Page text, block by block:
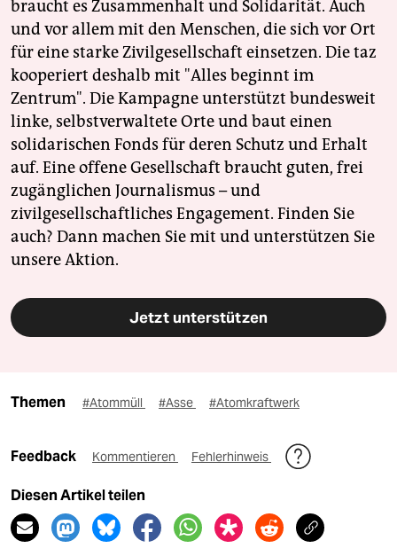
braucht es Zusammenhalt und Solidarität. Auch
und vor allem mit den Menschen, die sich vor Ort
für eine starke Zivilgesellschaft einsetzen. Die taz
kooperiert deshalb mit "Alles beginnt im
Zentrum". Die Kampagne unterstützt bundesweit
linke, selbstverwaltete Orte und baut einen
solidarischen Fonds für deren Schutz und Erhalt
auf. Eine offene Gesellschaft braucht guten, frei
zugänglichen Journalismus – und
zivilgesellschaftliches Engagement. Finden Sie
auch? Dann machen Sie mit und unterstützen Sie
unsere Aktion.
Jetzt unterstützen
Themen #Atommüll #Asse #Atomkraftwerk
Feedback Kommentieren Fehlerhinweis
Diesen Artikel teilen